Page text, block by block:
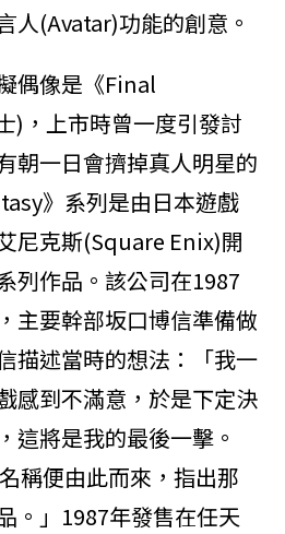
人(Avatar)功能的創意。
偶像是《Final
)，上市時曾一度引發討
朝一日會擠掉真人明星的
》系列是由日本遊戲
尼克斯(Square Enix)開
列作品。該公司在1987
主要幹部坂口博信準備做
描述當時的想法：「我一
感到不滿意，於是下定決
這將是我的最後一擊。
稱便由此而來，指出那
。」1987年發售在任天